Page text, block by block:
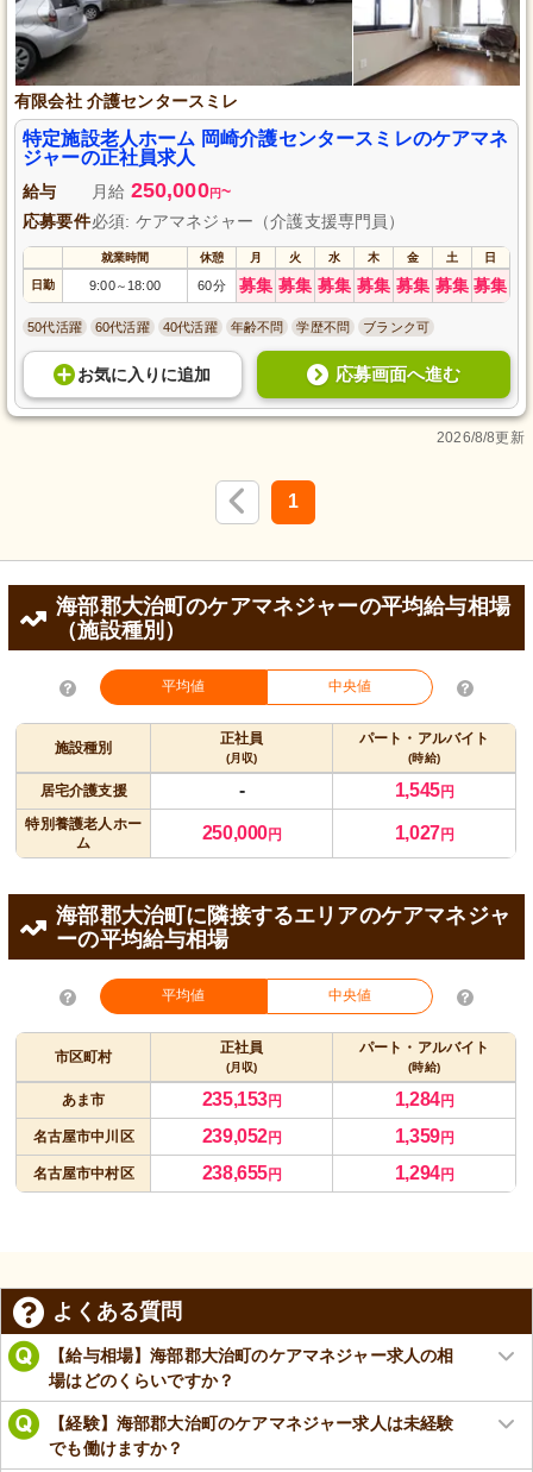
有限会社 介護センタースミレ
特定施設老人ホーム 岡崎介護センタースミレのケアマネ
ジャーの正社員求人
給与 月給 250,000円~
応募要件必須: ケアマネジャー（介護支援専門員）
就業時間 休憩 月 火 水 木 金 土 日
日勤 9:00～ 18:00 60分 募集 募集 募集 募集 募集 募集 募集
50代活躍 60代活躍 40代活躍 年齢不問 学歴不問 ブランク可
お気に入り に追加 応募画面へ進む
2026/8/8更新
1
海部郡大治町のケアマネジャーの平均給与相場
（施設種別）
平均値 中央値
施設種別
正社員
(月収)
パート・アルバイト
(時給)
居宅介護支援 - 1,545円
特別養護老人ホー
ム
250,000円 1,027円
海部郡大治町に隣接するエリアのケアマネジャ
ーの平均給与相場
平均値 中央値
市区町村
正社員
(月収)
パート・アルバイト
(時給)
あま市 235,153円 1,284円
名古屋市中川区 239,052円 1,359円
名古屋市中村区 238,655円 1,294円
よくある質問
【給与相場】海部郡大治町のケアマネジャー求人の相
場はどのくらいですか？
【経験】海部郡大治町のケアマネジャー求人は未経験
でも働けますか？